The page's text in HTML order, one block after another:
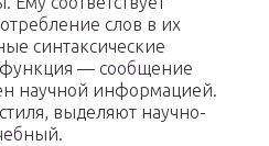
слов в их
синтаксические
функция — сообщение
научной информацией.
выделяют научно-